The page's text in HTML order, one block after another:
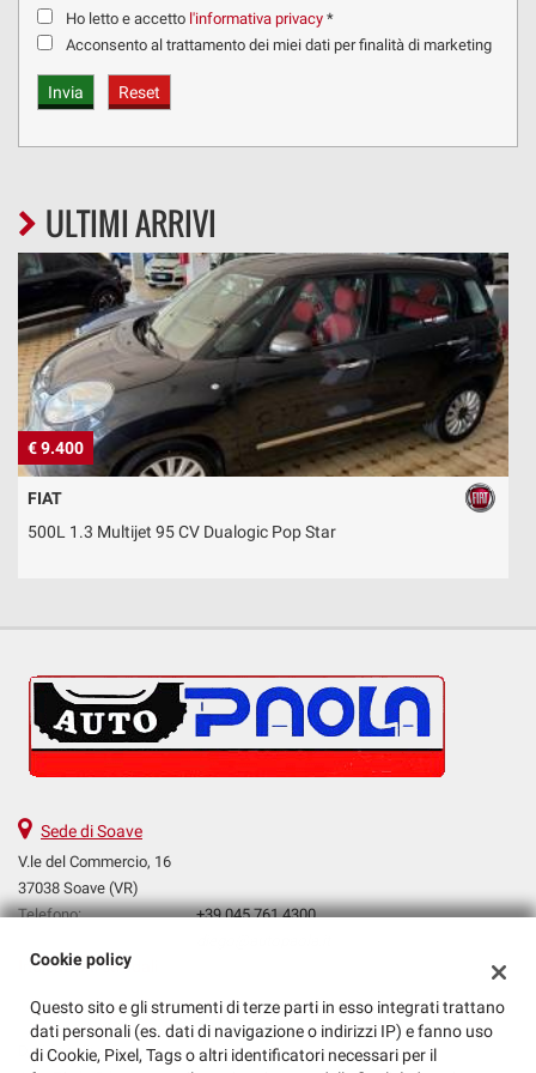
Ho letto e accetto l'informativa privacy *
Acconsento al trattamento dei miei dati per finalità di marketing
ULTIMI ARRIVI
€ 9.400
FIAT
500L 1.3 Multijet 95 CV Dualogic Pop Star
Sede di Soave
V.le del Commercio, 16
37038 Soave (VR)
Telefono:
+39 045 761 4300
Indicazioni stradali
Dati fiscali:
Cookie policy
Questo sito e gli strumenti di terze parti in esso integrati trattano
dati personali (es. dati di navigazione o indirizzi IP) e fanno uso
di Cookie, Pixel, Tags o altri identificatori necessari per il